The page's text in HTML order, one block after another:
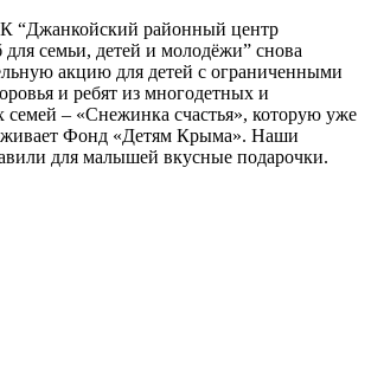
“Джанкойский районный центр
семьи, детей и молодёжи” снова
акцию для детей с ограниченными
и ребят из многодетных и
семей – «Снежинка счастья», которую уже
Фонд «Детям Крыма». Наши
для малышей вкусные подарочки.